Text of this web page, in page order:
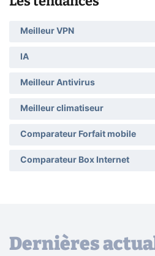
Meilleur VPN
IA
Meilleur Antivirus
Meilleur climatiseur
Comparateur Forfait mobile
Comparateur Box Internet
Dernières